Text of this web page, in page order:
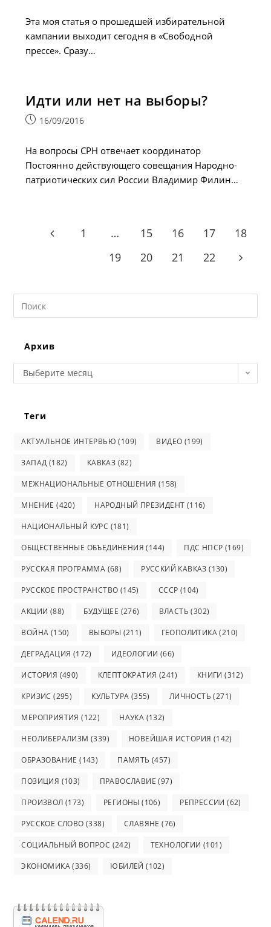
Эта моя статья о прошедшей избирательной
кампании выходит сегодня в «Свободной
прессе». Сразу…
Идти или нет на выборы?
Запись16/09/2016
На вопросы СРН отвечает координатор
Постоянно действующего совещания Народно-
патриотических сил России Владимир Филин…
Go to the previous page
1 … 15 16 17
18
19
20 21 22 Go to
Search
this
Архив
Архив
Выберите месяц
Теги
АКТУАЛЬНОЕ ИНТЕРВЬЮ (109) ВИДЕО (199)
ЗАПАД (182) КАВКАЗ (82)
МЕЖНАЦИОНАЛЬНЫЕ ОТНОШЕНИЯ (158)
МНЕНИЕ (420) НАРОДНЫЙ ПРЕЗИДЕНТ (116)
НАЦИОНАЛЬНЫЙ КУРС (181)
ОБЩЕСТВЕННЫЕ ОБЪЕДИНЕНИЯ (144) ПДС НПСР (169)
РУССКАЯ ПРОГРАММА (68) РУССКИЙ КАВКАЗ (130)
РУССКОЕ ПРОСТРАНСТВО (145) СССР (104)
АКЦИИ (88) БУДУЩЕЕ (276) ВЛАСТЬ (302)
ВОЙНА (150) ВЫБОРЫ (211) ГЕОПОЛИТИКА(210)
ДЕГРАДАЦИЯ (172) ИДЕОЛОГИИ (66)
ИСТОРИЯ (490) КЛЕПТОКРАТИЯ (241) КНИГИ (312)
КРИЗИС (295) КУЛЬТУРА (355) ЛИЧНОСТЬ (271)
МЕРОПРИЯТИЯ (122) НАУКА (132)
НЕОЛИБЕРАЛИЗМ (339) НОВЕЙШАЯ ИСТОРИЯ (142)
ОБРАЗОВАНИЕ (143) ПАМЯТЬ (457)
ПОЗИЦИЯ (103) ПРАВОСЛАВИЕ (97)
ПРОИЗВОЛ (173) РЕГИОНЫ (106) РЕПРЕССИИ (62)
РУССКОЕ СЛОВО (338) СЛАВЯНЕ (76)
СОЦИАЛЬНЫЙ ВОПРОС (242) ТЕХНОЛОГИИ (101)
ЭКОНОМИКА(336) ЮБИЛЕЙ (102)